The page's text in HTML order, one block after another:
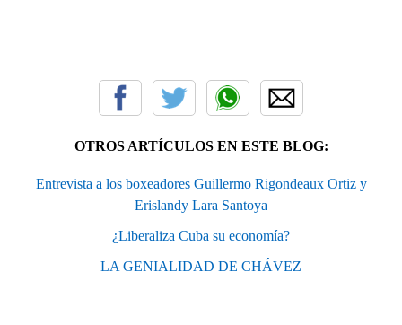
OTROS ARTÍCULOS EN ESTE BLOG:
Entrevista a los boxeadores Guillermo Rigondeaux Ortiz y
Erislandy Lara Santoya
¿Liberaliza Cuba su economía?
LA GENIALIDAD DE CHÁVEZ